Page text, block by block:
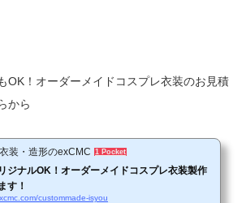
OK！オーダーメイドコスプレ衣装のお見積
から
装・造形のexCMC 1 Pocket
ジナルOK！オーダーメイドコスプレ衣装製作
す！
custommade-isyou